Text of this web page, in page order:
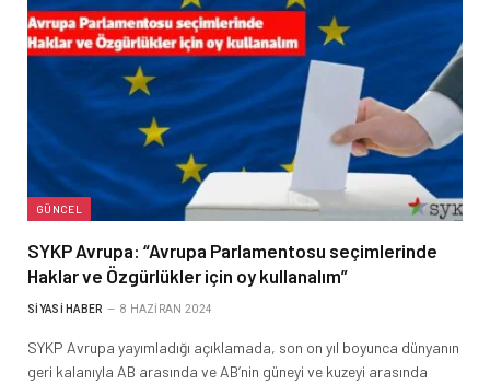
GÜNCEL
SYKP Avrupa: “Avrupa Parlamentosu seçimlerinde
Haklar ve Özgürlükler için oy kullanalım”
SIYASI HABER 8 HAZIRAN 2024
SYKP Avrupa yayımladığı açıklamada, son on yıl boyunca dünyanın
geri kalanıyla AB arasında ve AB’nin güneyi ve kuzeyi arasında